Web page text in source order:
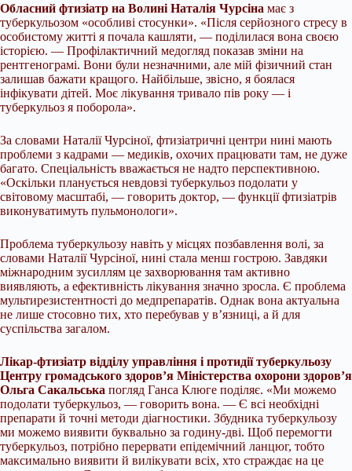
Обласний фтизіатр на Волині Наталія Чурсіна має з
туберкульозом «особливі стосунки». «Після серйозного стресу в
особистому житті я почала кашляти, — поділилася вона своєю
історією. — Профілактичний медогляд показав зміни на
рентгенограмі. Вони були незначними, але мій фізичний стан
залишав бажати кращого. Найбільше, звісно, я боялася
інфікувати дітей. Моє лікування тривало пів року — і
туберкульоз я поборола».
За словами Наталії Чурсіної, фтизіатричні центри нині мають
проблеми з кадрами — медиків, охочих працювати там, не дуже
багато. Спеціальність вважається не надто перспективною.
«Оскільки планується невдовзі туберкульоз подолати у
світовому масштабі, — говорить доктор, — функції фтизіатрів
виконуватимуть пульмонологи».
Проблема туберкульозу навіть у місцях позбавлення волі, за
словами Наталії Чурсіної, нині стала менш гострою. Завдяки
міжнародним зусиллям це захворювання там активно
виявляють, а ефективність лікування значно зросла. Є проблема
мультирезистентності до медпрепаратів. Однак вона актуальна
не лише стосовно тих, хто перебував у в’язниці, а й для
суспільства загалом.
Лікар-фтизіатр відділу управління і протидії туберкульозу
Центру громадського здоров’я Міністерства охорони здоров’я
Ольга Сакальська погляд Ганса Клюге поділяє. «Ми можемо
подолати туберкульоз, — говорить вона. — Є всі необхідні
препарати й точні методи діагностики. Збудника туберкульозу
ми можемо виявити буквально за годину-дві. Щоб перемогти
туберкульоз, потрібно перервати епідемічний ланцюг, тобто
максимально виявити й вилікувати всіх, хто страждає на це